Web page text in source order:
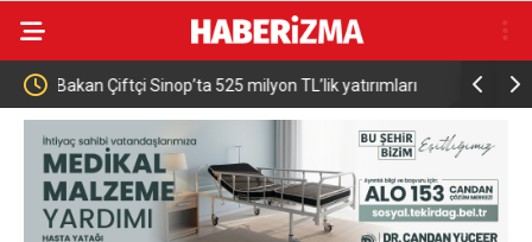
Karacabey Belediyespor’dan 5 imza birden KTÜ